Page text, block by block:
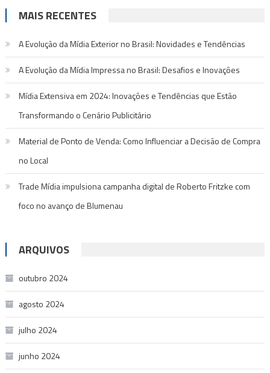
MAIS RECENTES
A Evolução da Mídia Exterior no Brasil: Novidades e Tendências
A Evolução da Mídia Impressa no Brasil: Desafios e Inovações
Mídia Extensiva em 2024: Inovações e Tendências que Estão
Transformando o Cenário Publicitário
Material de Ponto de Venda: Como Influenciar a Decisão de Compra
no Local
Trade Mídia impulsiona campanha digital de Roberto Fritzke com
foco no avanço de Blumenau
ARQUIVOS
outubro 2024
agosto 2024
julho 2024
junho 2024